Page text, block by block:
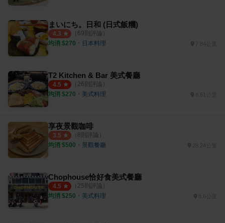
まいにち。日和 (日式飯糰)
4.3 （ 69則評論）
均消 $270 ・ 日本料理 7.84公里
T2 Kitchen & Bar 美式餐廳
4.5 （ 26則評論）
均消 $270 ・ 美式料理
享夜景觀咖啡
3.5 （ 8則評論）
均消 $500 ・ 景觀餐廳 28.24公里
Chophouse恰好食美式餐廳
4.5 （ 25則評論）
均消 $250 ・ 美式料理